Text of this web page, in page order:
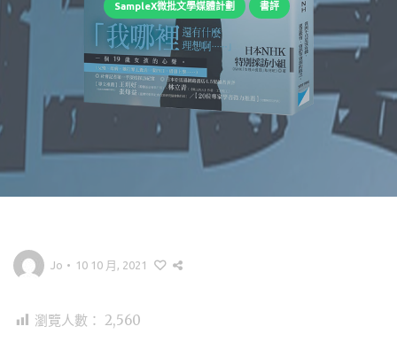
SampleX微批文學媒體計劃 書評
Jo • 10 10 月, 2021
瀏覽人數： 2,560